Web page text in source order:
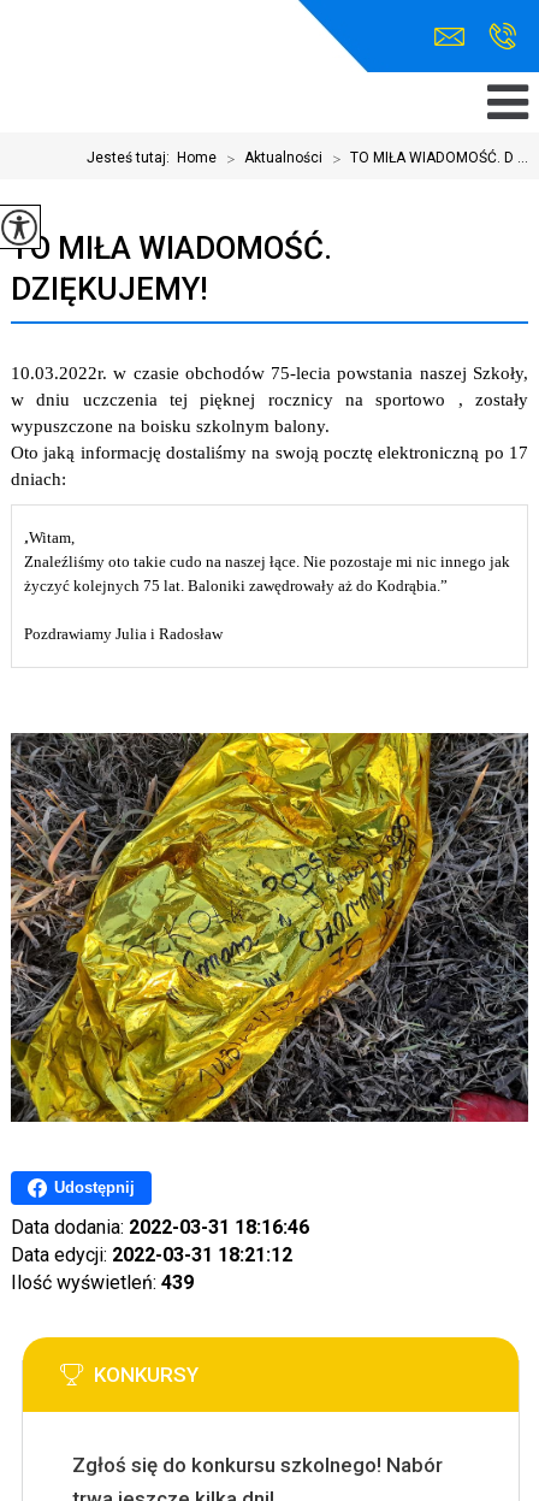
Jesteś tutaj: Home > Aktualności > TO MIŁA WIADOMOŚĆ. D ...
TO MIŁA WIADOMOŚĆ.
DZIĘKUJEMY!
10.03.2022r. w czasie obchodów 75-lecia powstania naszej Szkoły,
w dniu uczczenia tej pięknej rocznicy na sportowo , zostały
wypuszczone na boisku szkolnym balony.
Oto jaką informację dostaliśmy na swoją pocztę elektroniczną po 17
dniach:
„Witam,
Znaleźliśmy oto takie cudo na naszej łące. Nie pozostaje mi nic innego jak
życzyć kolejnych 75 lat. Baloniki zawędrowały aż do Kodrąbia.”
Pozdrawiamy Julia i Radosław
Udostępnij
Data dodania: 2022-03-31 18:16:46
Data edycji: 2022-03-31 18:21:12
Ilość wyświetleń: 439
KONKURSY
Zgłoś się do konkursu szkolnego! Nabór